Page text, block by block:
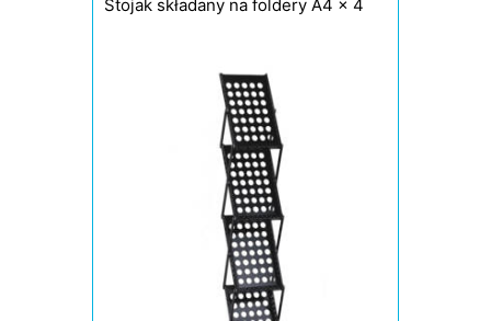
Stojak składany na foldery A4 x 4